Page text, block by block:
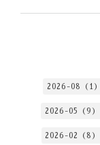
2026-08（1）
2026-05（9）
2026-02（8）